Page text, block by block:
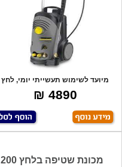
מיועד לשימוש תעשייתי יומי, לחץ
עבודה עד
4890 ₪
מכונת שטיפה בלחץ 200